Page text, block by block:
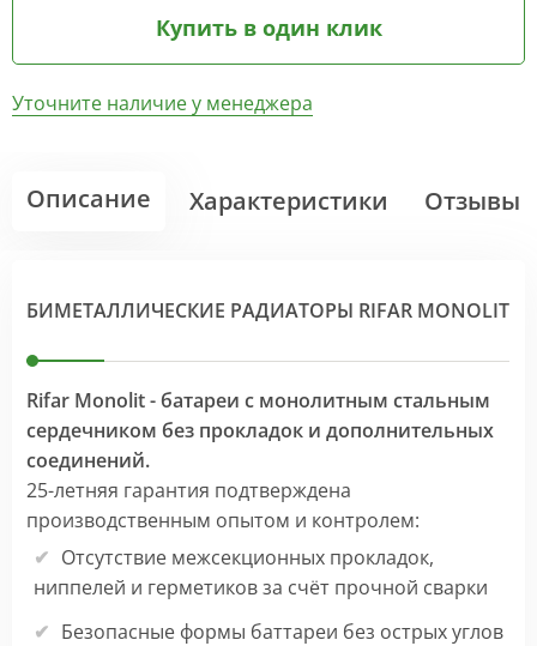
Купить в один клик
Уточните наличие у менеджера
Описание Характеристики Отзывы
БИМЕТАЛЛИЧЕСКИЕ РАДИАТОРЫ RIFAR MONOLIT
Rifar Monolit - батареи с монолитным стальным
сердечником без прокладок и дополнительных
соединений.
25-летняя гарантия подтверждена
производственным опытом и контролем:
Отсутствие межсекционных прокладок,
ниппелей и герметиков за счёт прочной сварки
Безопасные формы баттареи без острых углов